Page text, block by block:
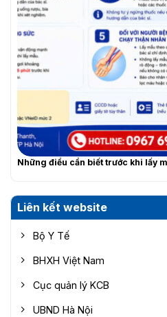
Những điều cần biết trước khi lấy
Liên kết website
Bộ Y Tế
BHXH Việt Nam
Cục quản lý KCB
UBND Hà Nội